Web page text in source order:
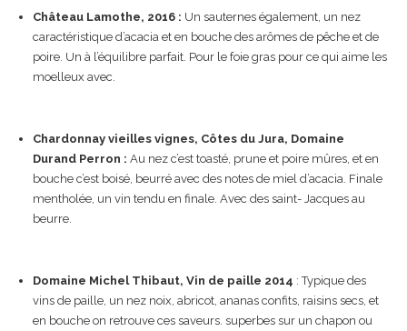
Château Lamothe, 2016 : Un sauternes également, un nez
caractéristique d’acacia et en bouche des arômes de pêche et de
poire. Un à l’équilibre parfait. Pour le foie gras pour ce qui aime les
moelleux avec.
Chardonnay vieilles vignes, Côtes du Jura, Domaine
Durand Perron :Au nez c’est toasté, prune et poire mûres, et en
bouche c’est boisé, beurré avec des notes de miel d’acacia. Finale
mentholée, un vin tendu en finale. Avec des saint- Jacques au
beurre.
Domaine Michel Thibaut, Vin de paille 2014 : Typique des
vins de paille, un nez noix, abricot, ananas confits, raisins secs, et
en bouche on retrouve ces saveurs. superbes sur un chapon ou